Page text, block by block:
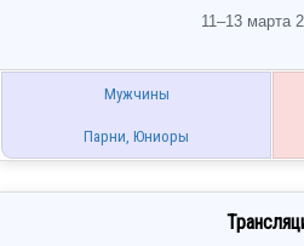
11–13 марта
Мужчины
Парни, Юниоры